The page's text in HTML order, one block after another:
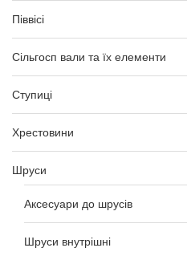
Піввісі
Сільгосп вали та їх елементи
Ступиці
Хрестовини
Шруси
Аксесуари до шрусів
Шруси внутрішні